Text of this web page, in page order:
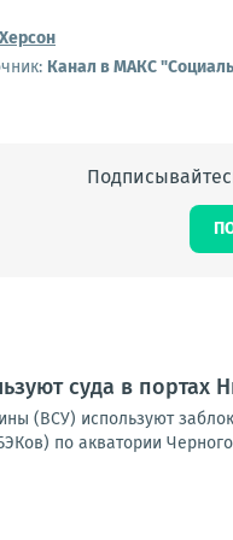
Херсон
Канал в МАКС
суда в портах
(ВСУ) используют
по акватории